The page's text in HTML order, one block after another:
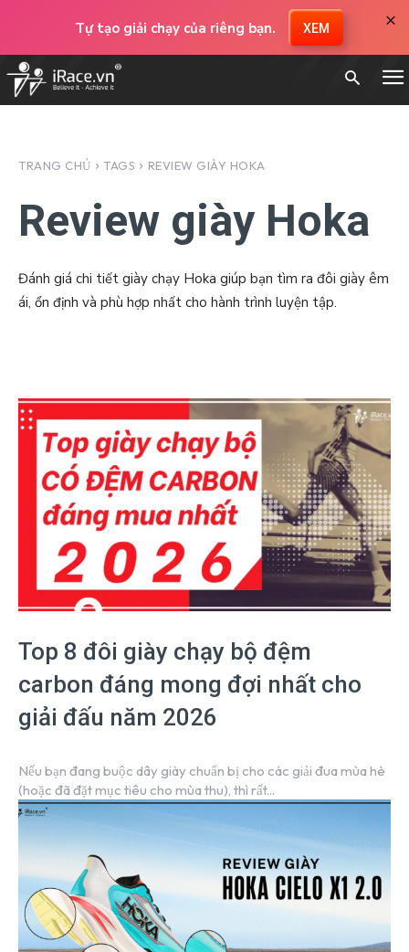
Tự tạo giải chạy của riêng bạn. XEM ×
TRANG CHỦ TAGS REVIEW GIÀY HOKA
Review giày Hoka
Đánh giá chi tiết giày chạy Hoka giúp bạn tìm ra đôi giày êm
ái, ổn định và phù hợp nhất cho hành trình luyện tập.
Top 8 đôi giày chạy bộ đệm
carbon đáng mong đợi nhất cho
giải đấu năm 2026
Nếu bạn đang buộc dây giày chuẩn bị cho các giải đua mùa hè
(hoặc đã đặt mục tiêu cho mùa thu), thì rất...